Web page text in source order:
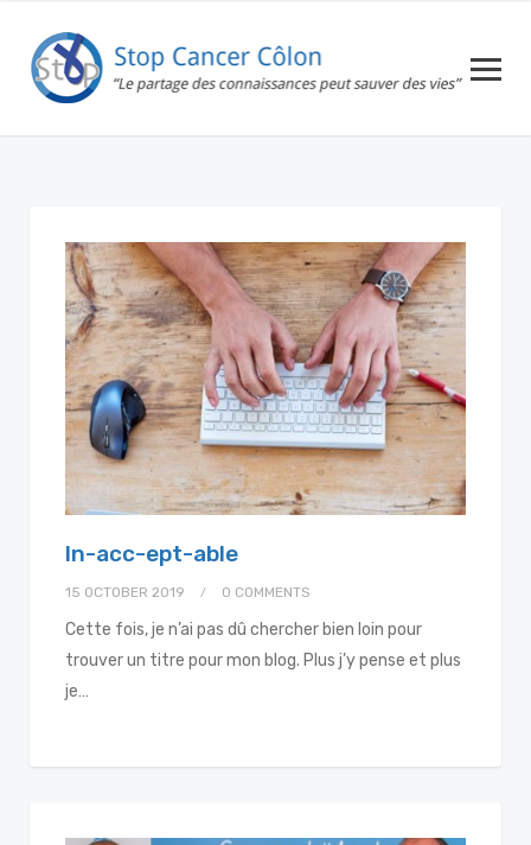
In-acc-ept-able
15 OCTOBER 2019 0 COMMENTS
Cette fois, je n’ai pas dû chercher bien loin pour
trouver un titre pour mon blog. Plus j’y pense et plus
je…